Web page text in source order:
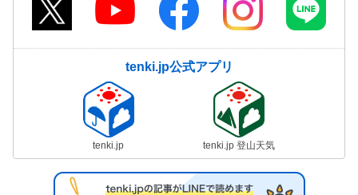
tenki.jp公式アプリ
tenki.jp tenki.jp 登山天気